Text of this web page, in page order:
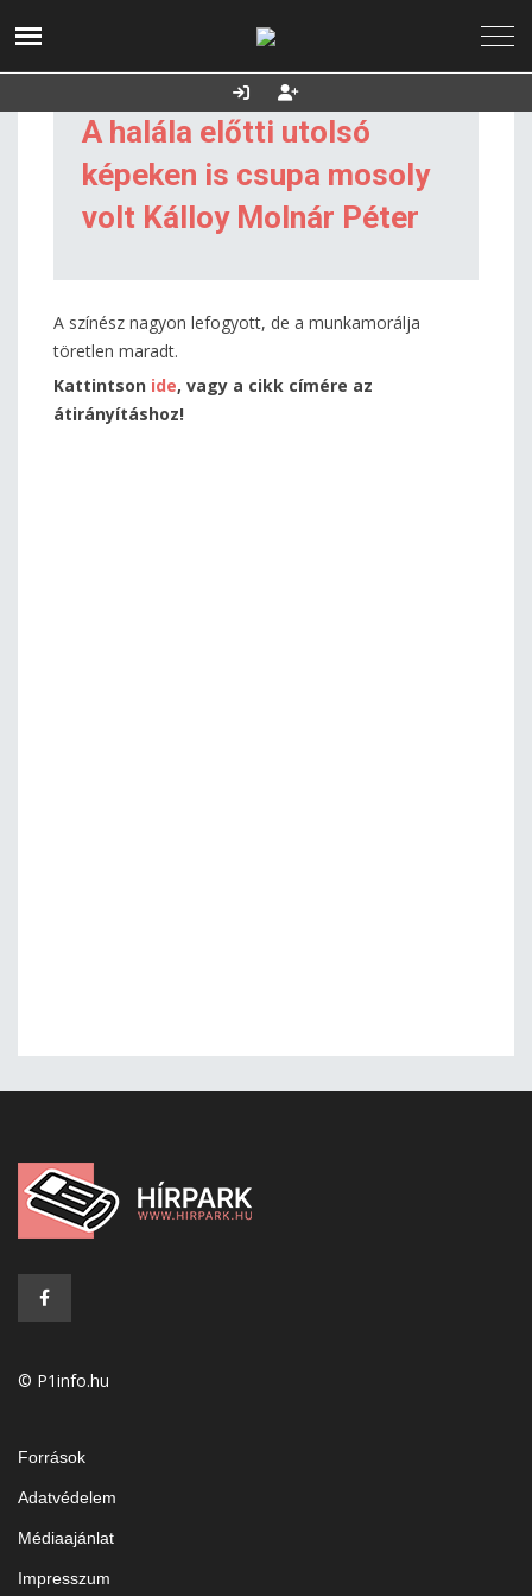
2026.08.07. 12:08
Támogatás
A halála előtti utolsó
képeken is csupa mosoly
volt Kálloy Molnár Péter
A színész nagyon lefogyott, de a munkamorálja
töretlen maradt.
Kattintson ide, vagy a cikk címére az
átirányításhoz!
© P1info.hu
Források
Adatvédelem
Médiaajánlat
Impresszum